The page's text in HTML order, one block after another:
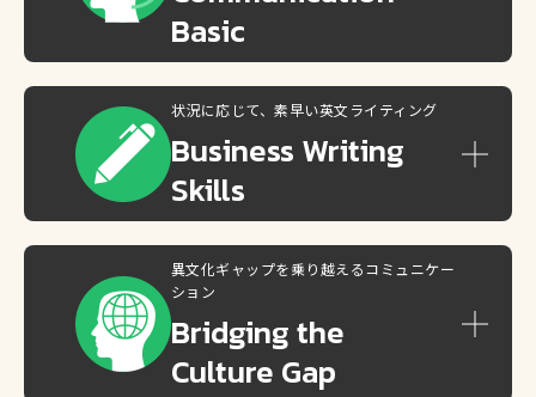
Basic
状況に応じて、素早い英文ライティング
Business Writing
Skills
異文化ギャップを乗り越えるコミュニケー
ション
Bridgingthe
Culture Gap